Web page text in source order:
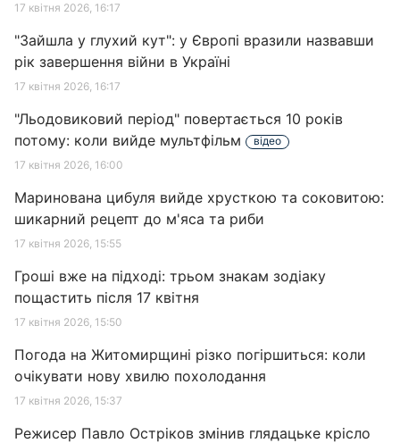
17 квітня 2026, 16:17
"Зайшла у глухий кут": у Європі вразили назвавши
рік завершення війни в Україні
17 квітня 2026, 16:17
"Льодовиковий період" повертається 10 років
потому: коли вийде мультфільм
відео
17 квітня 2026, 16:00
Маринована цибуля вийде хрусткою та соковитою:
шикарний рецепт до м'яса та риби
17 квітня 2026, 15:55
Гроші вже на підході: трьом знакам зодіаку
пощастить після 17 квітня
17 квітня 2026, 15:50
Погода на Житомирщині різко погіршиться: коли
очікувати нову хвилю похолодання
17 квітня 2026, 15:37
Режисер Павло Остріков змінив глядацьке крісло